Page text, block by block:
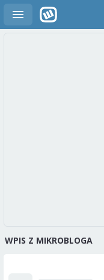
WPIS Z MIKROBLOGA